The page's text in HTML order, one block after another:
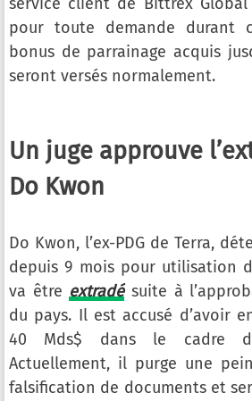
pour toute demande durant
bonus de parrainage acquis
seront versés normalement.
Un juge approuve
Do Kwon
Do Kwon, l’ex-PDG de Terra,
depuis 9 mois pour utilisation
va être extradésuite à
du pays. Il est accusé d’avoir
40 Mds$ dans le cadre
Actuellement, il purge une
falsification de documents et